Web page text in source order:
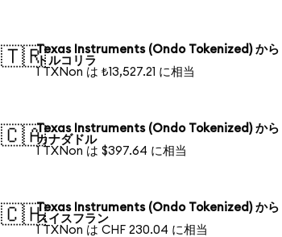
🇹🇷Texas Instruments (Ondo Tokenized) から
トルコリラ
1 TXNon は ₺13,527.21 に相当
🇨🇦Texas Instruments (Ondo Tokenized) から
カナダドル
1 TXNon は $397.64 に相当
🇨🇭Texas Instruments (Ondo Tokenized) から
スイスフラン
1 TXNon は CHF 230.04 に相当